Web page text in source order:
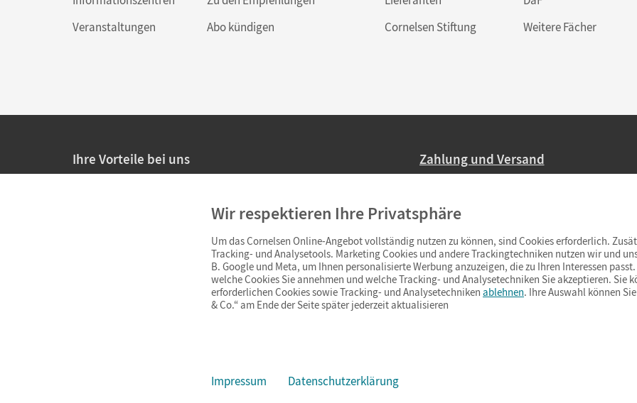
Veranstaltungen
Abo kündigen
Cornelsen Stiftung
Weitere Fächer
Ihre Vorteile bei uns
Persönliche Angebote für Lehrkräfte
Sicheres Einkaufen mit SSL-Verschlüsselung
Widerrufsfristvon 4 Wochen
Schnelle und einfache Retourenabwicklung
Zahlung und Versand
Ab 59,– EUR Bestellwert liefern wir
(Lieferung in 3–6 Tagen).
Barrierefreiheit Cookies & Co.
Wir respektieren Ihre Privatsphäre
Um das Cornelsen Online-Angebot vollständig nutzen zu können, sind Cookies erforderlich.
Tracking- und Analysetools. Marketing Cookies und andere Trackingtechniken nutzen wir und
B. Google und Meta, um Ihnen personalisierte Werbung anzuzeigen, die zu Ihren Interessen
welche Cookies Sie annehmen und welche Tracking- und Analysetechniken Sie akzeptieren. Sie
erforderlichen Cookies sowie Tracking- und Analysetechniken ablehnen. Ihre Auswahl können
& Co.“ am Ende der Seite später jederzeit aktualisieren
Impressum Datenschutzerklärung